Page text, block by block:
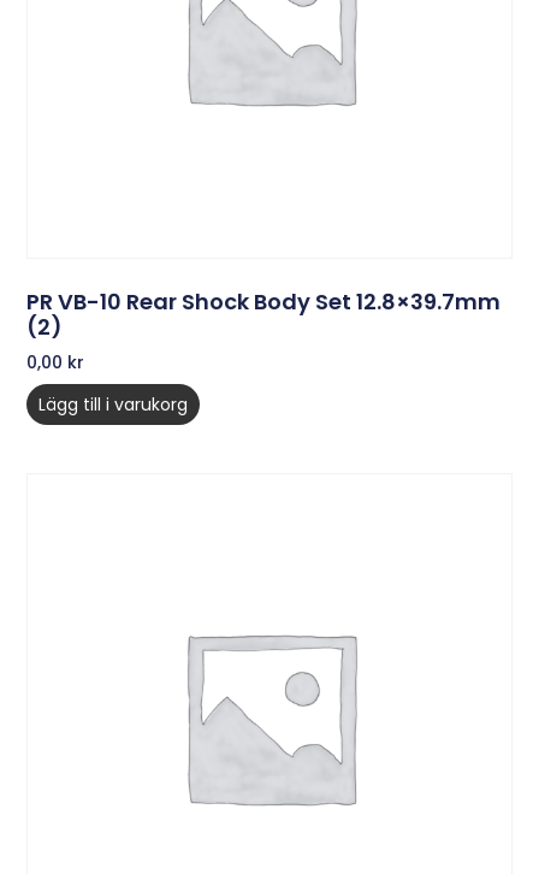
PR VB-10 Rear Shock Body Set 12.8×39.7mm
(2)
0,00 kr
Lägg till i varukorg